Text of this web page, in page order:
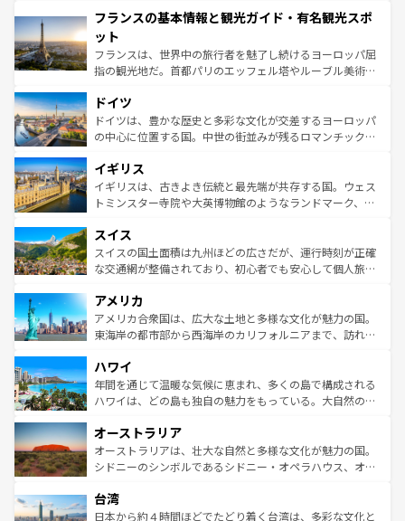
ませてくれるイタリアで、忘れられない旅をしてみよう！
なお、新着のイタリア情報は
しい。
文化が根付くこの国では、情熱的なフラメンコ、熱気あふ
れる闘牛、そして美味しいタパスが生活の一部となってい
る。首都マドリードの洗練された雰囲気や、バルセロナの
アートに溢れた街角から、地方では古代ローマ遺跡や中世
せる。地方によって風土や気候が異なるスペインはその個
性で訪れる人を魅了する。 なお、新着のスペイン情報は コ
ンテンツ一覧を参照してほしい。
フランスの基本情報と観光ガイド・有名観光スポ
ット
フランスは、世界中の旅行者を魅了し続けるヨーロッパ屈
指の観光地だ。首都パリのエッフェル塔やルーブル美術館
で、幅広い魅力が詰まっている。華麗な宮殿、歴史的な大
聖堂、美しいビーチ、そして豊かな自然が、訪れる者を心
から魅了する。また、フランスは美食の国としても知ら
いる。シャンパンの発祥地であるランス、プロヴァンスの
香り高いラベンダー畑など、多彩な楽しみ方が可能だ。さ
らに、パリ以外の地域にも魅力が溢れており、どの街角に
れる地方に足を運ぶとそれぞれで全く異なる文化を体験で
きるだろう。 なお、新着のフランス情報はコンテンツ一覧
を参照してほしい。
ドイツ
ドイツは、豊かな歴史と多彩な文化が交差するヨーロッパ
の中心に位置する国。中世の街並みが残るロマンチック街
顔を持つこの国は、どこを歩いても飽きることがない。ベ
ルリンの文化的活気、バイエルン州のアルプスの絶景、そ
してライン川沿いのワイン畑といった風景は必見。ビール
は、お酒好きな人にはぜひ体験してほしい。 なお、新着の
ドイツ情報はコンテンツ一覧を参照してほしい。
イギリス
イギリスは、古きよき伝統と最先端が共存する国。ウェス
トミンスター寺院や大英博物館のようなランドマーク、歴
リアごとに異なる魅力がある。また、優雅なアフタヌーン
ティー、ビール好きにはたまらない英国パブ、サッカー観
戦など、本場だからこそできる体験も豊富。イギリスを旅
ンツ一覧を参照してほしい。
スイス
スイスの国土面積は九州ほどの広さだが、運行時刻が正確
な交通網が整備されており、初心者でも安心して個人旅行
の建物がそのまま残る町や、スイスならではのユニークな
博物館もあり、アルプス観光だけでなく町歩きも満喫する
ことができる。国民の所得が高いため物価も高いが、旅行
ば市内交通費無料で観光を楽しむこともできる。 なお、新
着のスイス情報はコンテンツ一覧 を参照してほしい。
アメリカ
アメリカ合衆国は、広大な土地と多様な文化が魅力の国。
東海岸の都市部から西海岸のカリフォルニアまで、訪れる
のような巨大都市は、観光、ショッピング、エンターテイ
ンメントが詰まった刺激的なスポットだ。一方、アメリカ
西部には大自然が広がり、グランドキャニオンやイエロー
部のニューオーリンズでは、音楽と美食が融合した独特の
文化が魅力。旅行者はアメリカの各地域で異なる魅力を楽
しみながら、その多様性と豊かな歴史を感じることができ
ならではの贅沢な旅のスタイルだ。 なお、新着のアメリカ
情報はコンテンツ一覧を参照してほしい。
ハワイ
年間を通じて温暖な気候に恵まれ、多くの島で構成される
ハワイは、どの島も独自の魅力をもっている。大自然の神
ワイ島は見逃せない。また、定番の観光地といえばオアフ
島だが、静かな自然を求めるならマウイ島やカウアイ島が
おすすめ。エメラルドグリーンに輝く海をはじめ、豊かな
れるおもてなしの心で訪れる人々を迎えてくれるハワイの
人々、おいしいローカルフードやハワイアンミュージッ
オーストラリア
オーストラリアは、壮大な自然と多様な文化が魅力の国。
シドニーのシンボルであるシドニー・オペラハウス、オー
リアリーフや大陸中央部にそびえるウルル（エアーズロッ
ク）、タスマニアの美しい原生林やケアンズの熱帯雨林な
台湾
日本から約４時間ほどでたどり着く台湾は、多彩な文化と